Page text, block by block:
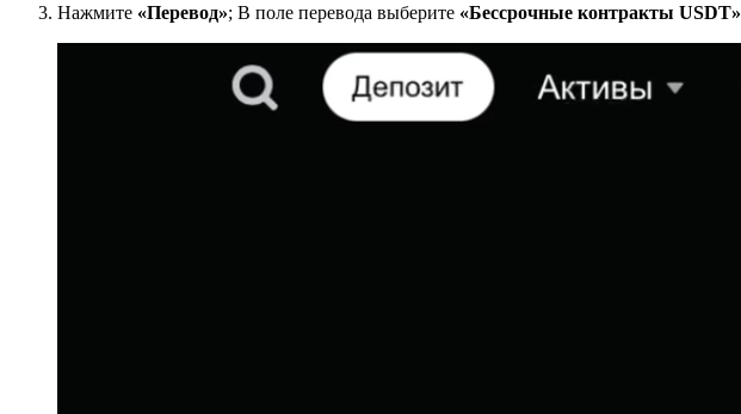
Нажмите «Перевод»; В поле перевода выберите «Бессрочные контракты USDT»